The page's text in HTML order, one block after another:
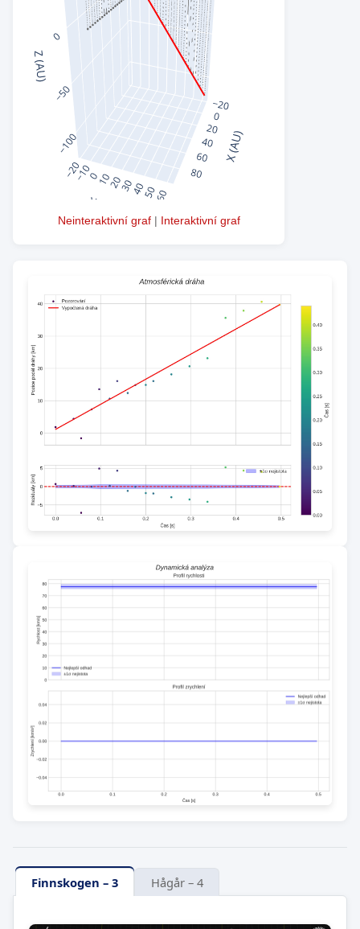
Neinteraktivní graf| Interaktivní graf
Finnskogen – 3 Hågår – 4